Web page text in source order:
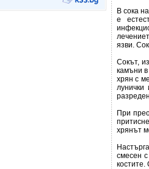
В сока
е
язви.
Сокът,
камъни
хрян с
При
хрянът
смесен
костите.